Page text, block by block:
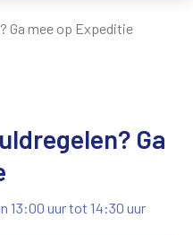
Ga mee op Expeditie
Ga
13:00 uur tot 14:30 uur